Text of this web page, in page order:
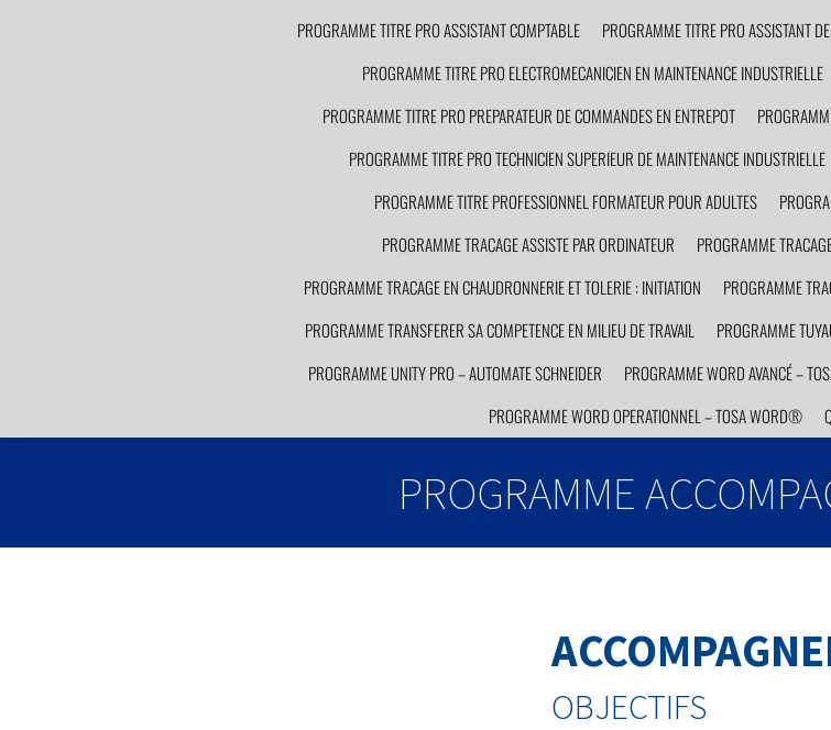
PROGRAMME TITRE PRO ASSISTANT COMPTABLE
PROGRAMME TITRE PRO ASSISTANT
PROGRAMME TITRE PRO ELECTROMECANICIEN EN MAINTENANCE INDUSTRIELLE
PROGRAMME TITRE PRO PREPARATEUR DE COMMANDES EN ENTREPOT
PROGRAMME TITRE PRO TECHNICIEN SUPERIEUR DE MAINTENANCE INDUSTRIELLE
PROGRAMME TITRE PROFESSIONNEL FORMATEUR POUR ADULTES
PROGRAMME TRACAGE ASSISTE PAR ORDINATEUR
PROGRAMME
PROGRAMME TRACAGE EN CHAUDRONNERIE ET TOLERIE : INITIATION
PROGRAMME
PROGRAMME TRANSFERER SA COMPETENCE EN MILIEU DE TRAVAIL
PROGRAMME
PROGRAMME UNITY PRO – AUTOMATE SCHNEIDER
PROGRAMME WORD AVANCÉ –
PROGRAMME WORD OPERATIONNEL – TOSA WORD®
PROGRAMME
OBJECTIFS